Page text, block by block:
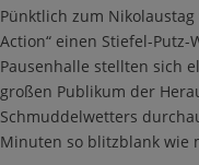
Pünktlich zum
Action“ einen Stiefel-
Pausenhalle stellten sich
großen Publikum der
Schmuddelwetters
Minuten so blitzblank wie